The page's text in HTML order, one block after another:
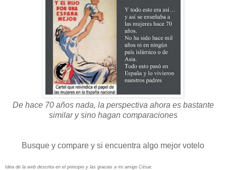
De hace 70 años nada, la perspectiva ahora es bastante
similar y sino hagan comparaciones
Busque y compare y si encuentra algo mejor votelo
Idea de la web descrita en el principio y las gracias a mi amigo César.